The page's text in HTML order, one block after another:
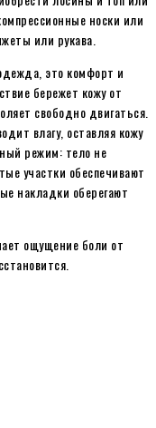
носки или
или рукава.
это комфорт и
бережет кожу от
свободно двигаться.
влагу, оставляя кожу
режим: тело не
участки обеспечивают
накладки оберегают
ощущение боли от